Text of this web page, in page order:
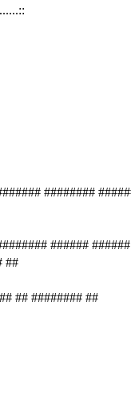
########
###### ######
##
## ######## ##